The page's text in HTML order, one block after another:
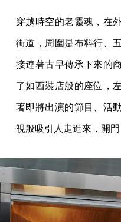
穿越時空的老靈魂，在
街道，周圍是布料行、
接連著古早傳承下來的
了如西裝店般的座位，
著即將出演的節目、活
視般吸引人走進來，開